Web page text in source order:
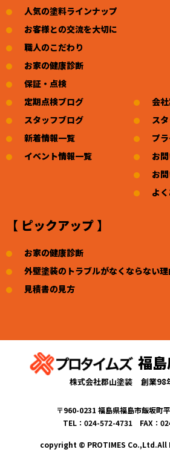
人気の塗料ラインナップ
お客様との交流を大切に
職人のこだわり
お家の健康診断
保証・点検
定期点検ブログ
スタッフブログ
新着情報一覧
イベント情報一覧
会
ス
プ
お
お
よ
【 ピックアップ 】
お家の健康診断
外壁塗装のトラブルがなくならない理
見積書の見方
福
株式会社郡山塗装 創業98
〒960-0231 福島県福島市飯坂町
TEL：024-572-4731 FAX：
copyright © PROTIMES Co.,Ltd.All